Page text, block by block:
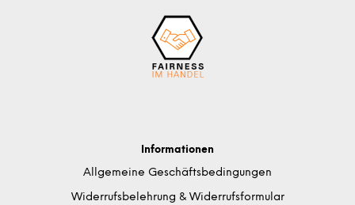
Informationen
Allgemeine Geschäftsbedingungen
Widerrufsbelehrung & Widerrufsformular